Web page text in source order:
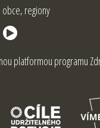
regiony
platformou programu